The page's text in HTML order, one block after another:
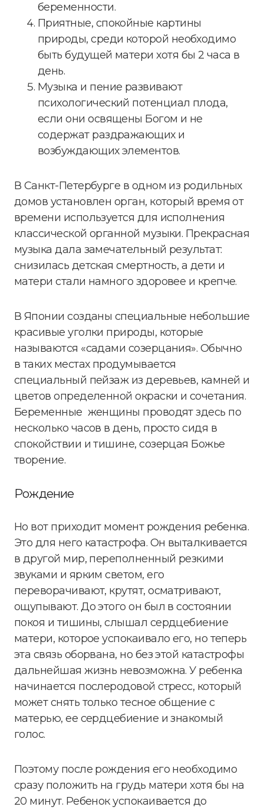
беременности.
Приятные, спокойные картины
природы, среди которой необходимо
быть будущей матери хотя бы 2 часа в
день.
Музыка и пение развивают
психологический потенциал плода,
если они освящены Богом и не
содержат раздражающих и
возбуждающих элементов.
В Санкт-Петербурге в одном из родильных
домов установлен орган, который время от
времени используется для исполнения
классической органной музыки. Прекрасная
музыка дала замечательный результат:
снизилась детская смертность, а дети и
матери стали намного здоровее и крепче.
В Японии созданы специальные небольшие
красивые уголки природы, которые
называются «садами созерцания». Обычно
в таких местах продумывается
специальный пейзаж из деревьев, камней и
цветов определенной окраски и сочетания.
Беременные женщины проводят здесь по
несколько часов в день, просто сидя в
спокойствии и тишине, созерцая Божье
творение.
Рождение
Но вот приходит момент рождения ребенка.
Это для него катастрофа. Он выталкивается
в другой мир, переполненный резкими
звуками и ярким светом, его
переворачивают, крутят, осматривают,
ощупывают. До этого он был в состоянии
покоя и тишины, слышал сердцебиение
матери, которое успокаивало его, но теперь
эта связь оборвана, но без этой катастрофы
дальнейшая жизнь невозможна. У ребенка
начинается послеродовой стресс, который
может снять только тесное общение с
матерью, ее сердцебиение и знакомый
голос.
Поэтому после рождения его необходимо
сразу положить на грудь матери хотя бы на
20 минут. Ребенок успокаивается до